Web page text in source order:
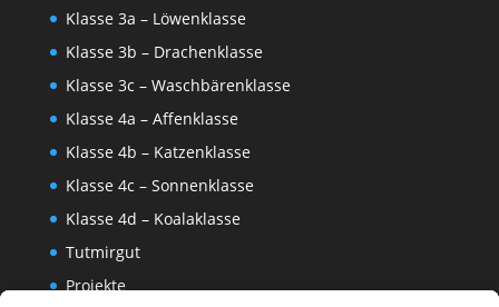
Klasse 3a – Löwenklasse
Klasse 3b – Drachenklasse
Klasse 3c – Waschbärenklasse
Klasse 4a – Affenklasse
Klasse 4b – Katzenklasse
Klasse 4c – Sonnenklasse
Klasse 4d – Koalaklasse
Tutmirgut
Projekte